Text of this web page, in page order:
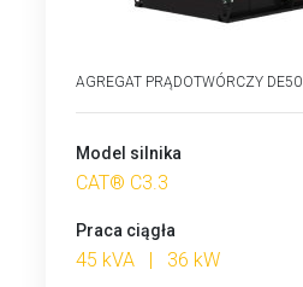
AGREGAT PRĄDOTWÓRCZY DE50
Model silnika
CAT® C3.3
Praca ciągła
45 kVA | 36 kW